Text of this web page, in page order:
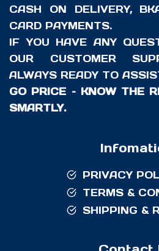
CASH ON DELIVERY,
CARD PAYMENTS.
IF YOU HAVE ANY
OUR CUSTOMER
ALWAYS READY TO
GO PRICE – KNOW THE
SMARTLY.
PRIVACY
TERMS &
SHIPPING &